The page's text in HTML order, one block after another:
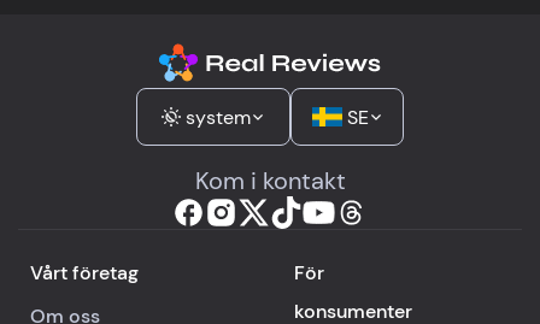
system SE
Kom i kontakt
Vårt företag
Om oss
För
konsumenter